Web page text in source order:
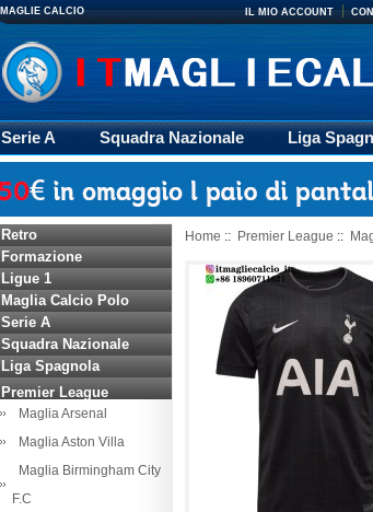
MAGLIE CALCIO IL MIO ACCOUNT
Serie A Squadra Nazionale Liga
Retro
Formazione
Ligue 1
Maglia Calcio Polo
Serie A
Squadra Nazionale
Liga Spagnola
Premier League
Maglia Arsenal
Maglia Aston Villa
Maglia Birmingham City
F.C
Home :: Premier League ::